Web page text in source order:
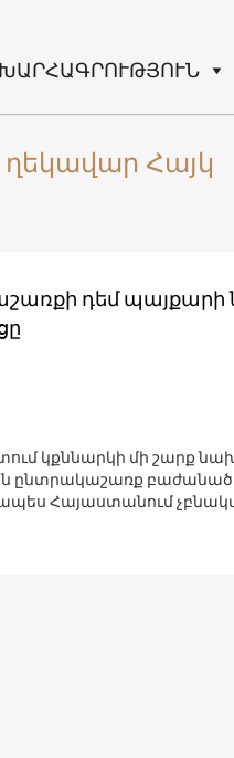
Հայկ
դեմ պայքարի
կքննարկի մի շարք
ընտրակաշառք բաժանած
Հայաստանում